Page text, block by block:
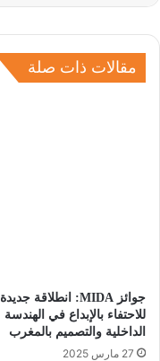
مقالات ذات صلة
جوائز MIDA: انطلاقة جديدة
للاحتفاء بالإبداع في الهندسة
الداخلية والتصميم بالمغرب
27 مارس 2025